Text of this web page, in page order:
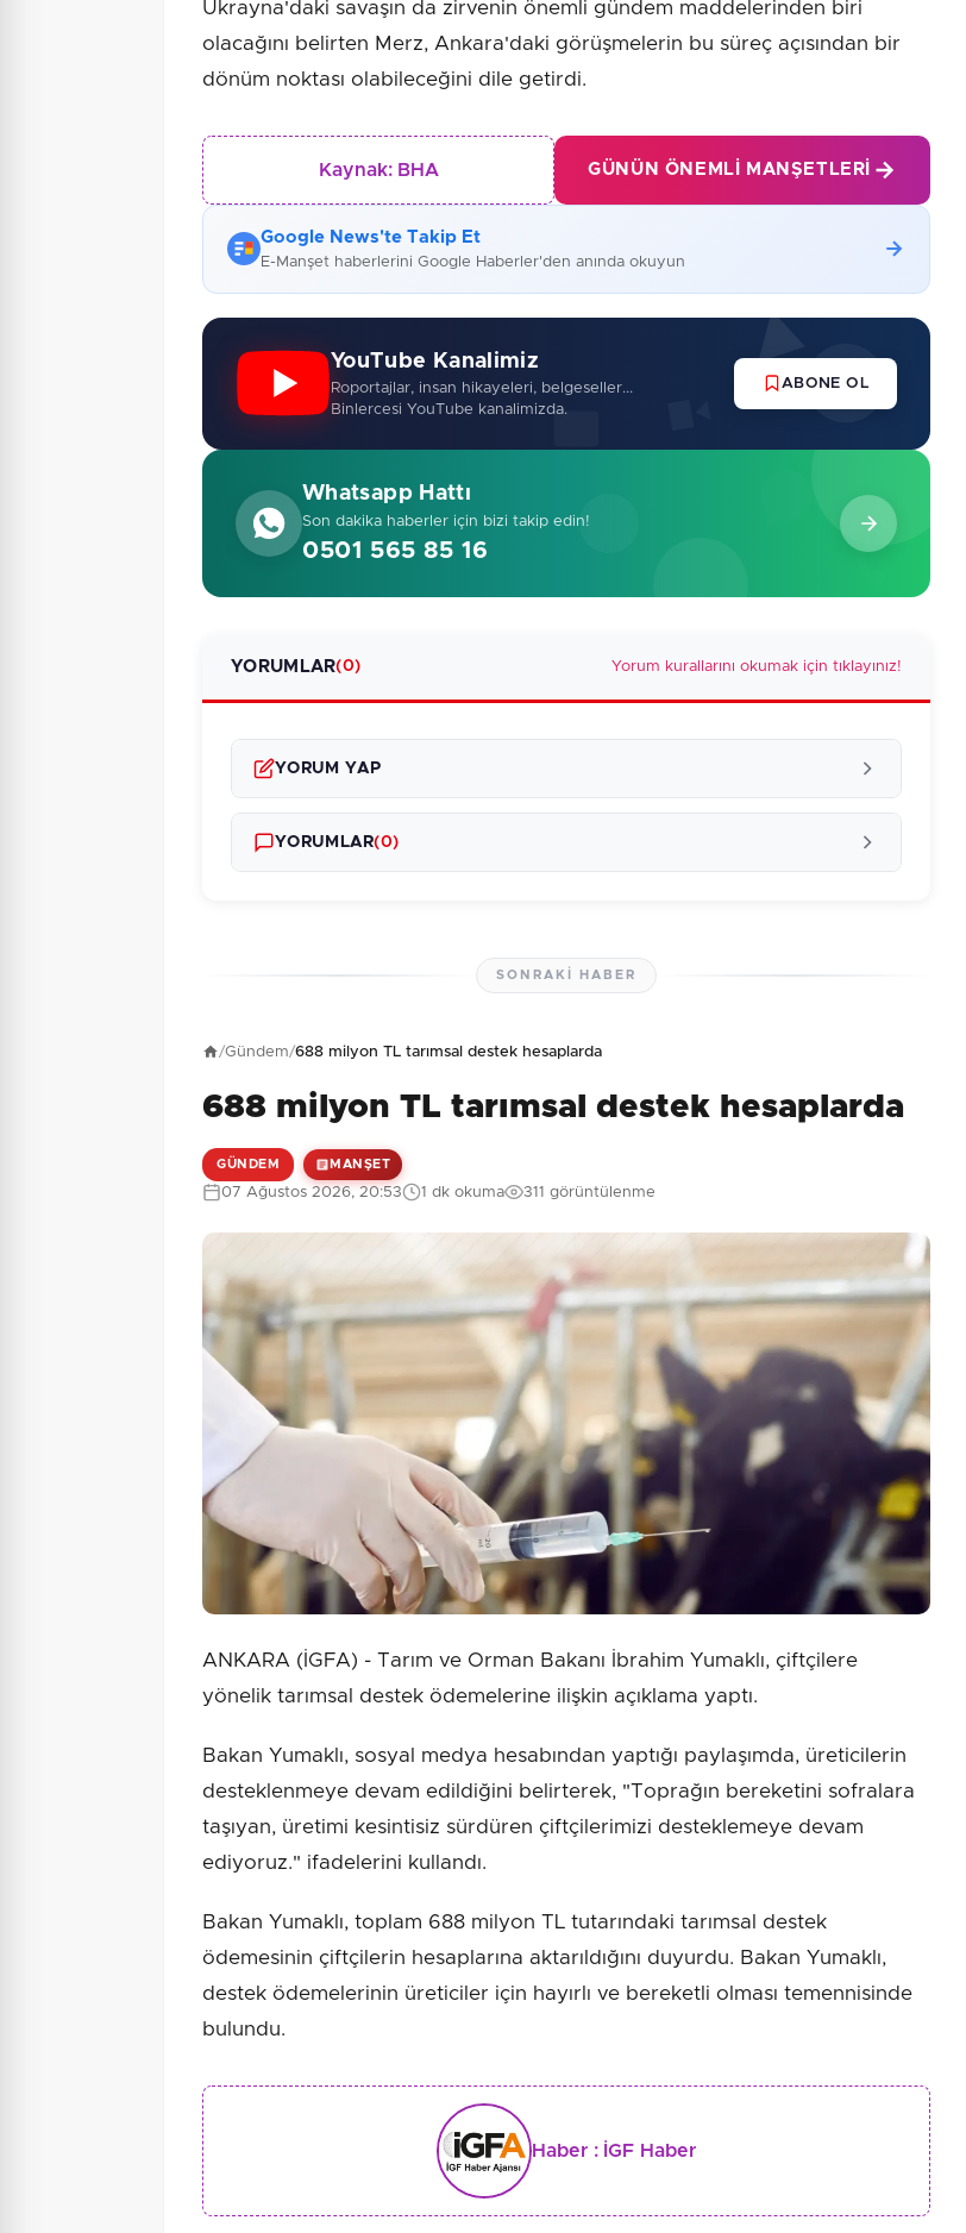
Ukrayna'daki savaşın da zirvenin önemli gündem maddelerinden biri
olacağını belirten Merz, Ankara'daki görüşmelerin bu süreç açısından bir
dönüm noktası olabileceğini dile getirdi.
Kaynak: BHA GÜNÜN ÖNEMLI MANŞETLERI
Google News'te Takip Et
E-Manşet haberlerini Google Haberler'den anında okuyun
YouTube Kanalimiz
Roportajlar, insan hikayeleri, belgeseller...
Binlercesi YouTube kanalimizda.
ABONE OL
Whatsapp Hattı
Son dakika haberler için bizi takip edin!
0501 565 85 16
YORUMLAR(0) Yorum kurallarını okumak için tıklayınız!
YORUM YAP
Güvenlik Sorusu: 8 + 4 = ? Gönder
YORUMLAR(0)
SONRAKI HABER
/Gündem/688 milyon TL tarımsal destek hesaplarda
688 milyon TL tarımsal destek hesaplarda
GÜNDEM MANŞET
07 Ağustos 2026, 20:53 1 dk okuma 311 görüntülenme
ANKARA (İGFA) - Tarım ve Orman Bakanı İbrahim Yumaklı, çiftçilere
yönelik tarımsal destek ödemelerine ilişkin açıklama yaptı.
Bakan Yumaklı, sosyal medya hesabından yaptığı paylaşımda, üreticilerin
desteklenmeye devam edildiğini belirterek, "Toprağın bereketini sofralara
taşıyan, üretimi kesintisiz sürdüren çiftçilerimizi desteklemeye devam
ediyoruz." ifadelerini kullandı.
Bakan Yumaklı, toplam 688 milyon TL tutarındaki tarımsal destek
ödemesinin çiftçilerin hesaplarına aktarıldığını duyurdu. Bakan Yumaklı,
destek ödemelerinin üreticiler için hayırlı ve bereketli olması temennisinde
bulundu.
Haber : İGF Haber